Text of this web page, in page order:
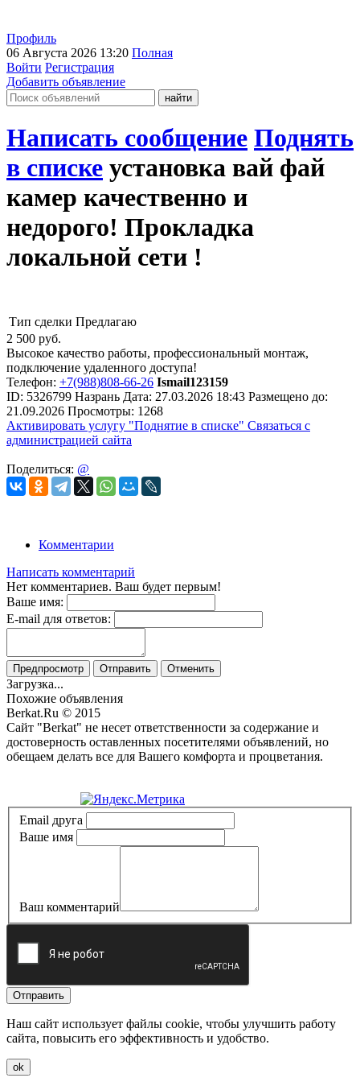
Профиль
06 Августа 2026 13:20 Полная
Войти Регистрация
Добавить объявление
Написать сообщение Поднять
в списке установка вай фай
камер качественно и
недорого! Прокладка
локальной сети !
Тип сделки Предлагаю
2 500 руб.
Высокое качество работы, профессиональный монтаж,
подключение удаленного доступа!
Телефон: +7(988)808-66-26 Ismail123159
ID: 5326799 Назрань Дата: 27.03.2026 18:43 Размещено до:
21.09.2026 Просмотры: 1268
Активировать услугу "Поднятие в списке" Связаться с
администрацией сайта
Поделиться: @
Комментарии
Написать комментарий
Нет комментариев. Ваш будет первым!
Ваше имя:
E-mail для ответов:
Предпросмотр Отправить Отменить
Загрузка...
Похожие объявления
Berkat.Ru © 2015
Сайт "Berkat" не несет ответственности за содержание и
достоверность оставленных посетителями объявлений, но
обещаем делать все для Вашего комфорта и процветания.
Email друга
Ваше имя
Ваш комментарий
Отправить
Наш сайт использует файлы cookie, чтобы улучшить работу
сайта, повысить его эффективность и удобство.
ok